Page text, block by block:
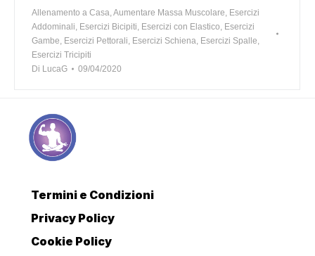
Allenamento a Casa,Aumentare Massa Muscolare, Esercizi
Addominali, Esercizi Bicipiti, Esercizi con Elastico, Esercizi
Gambe, Esercizi Pettorali, Esercizi Schiena, Esercizi Spalle,
Esercizi Tricipiti
Di LucaG 09/04/2020
Termini e Condizioni
Privacy Policy
Cookie Policy